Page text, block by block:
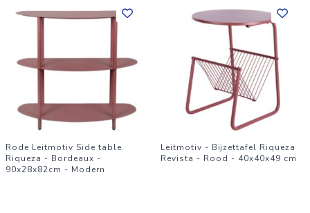
Rode Leitmotiv Side table
Riqueza - Bordeaux -
90x28x82cm - Modern
Leitmotiv - Bijzettafel Riqueza
Revista - Rood - 40x40x49 cm